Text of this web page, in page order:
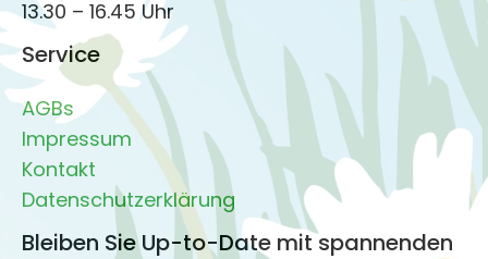
13.30 – 16.45 Uhr
Service
AGBs
Impressum
Kontakt
Datenschutzerklärung
Bleiben Sie Up-to-Date mit spannenden